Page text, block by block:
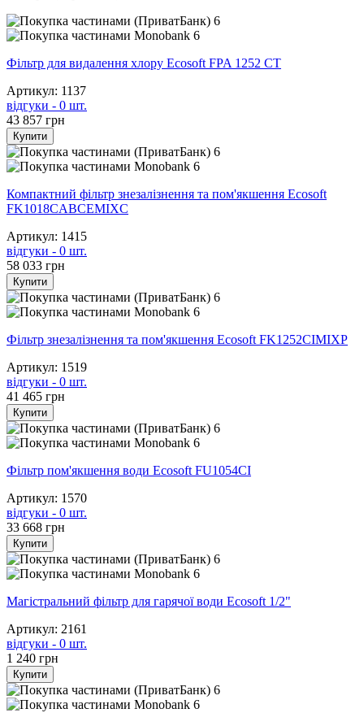
6
6
Фільтр для видалення хлору Ecosoft FPA 1252 CT
Артикул: 1137
відгуки - 0 шт.
43 857 грн
Купити
6
6
Компактний фільтр знезалізнення та пом'якшення Ecosoft
FK1018CABCEMIXC
Артикул: 1415
відгуки - 0 шт.
58 033 грн
Купити
6
6
Фільтр знезалізнення та пом'якшення Ecosoft FK1252CIMIXP
Артикул: 1519
відгуки - 0 шт.
41 465 грн
Купити
6
6
Фільтр пом'якшення води Ecosoft FU1054CI
Артикул: 1570
відгуки - 0 шт.
33 668 грн
Купити
6
6
Магістральний фільтр для гарячої води Ecosoft 1/2"
Артикул: 2161
відгуки - 0 шт.
1 240 грн
Купити
6
6